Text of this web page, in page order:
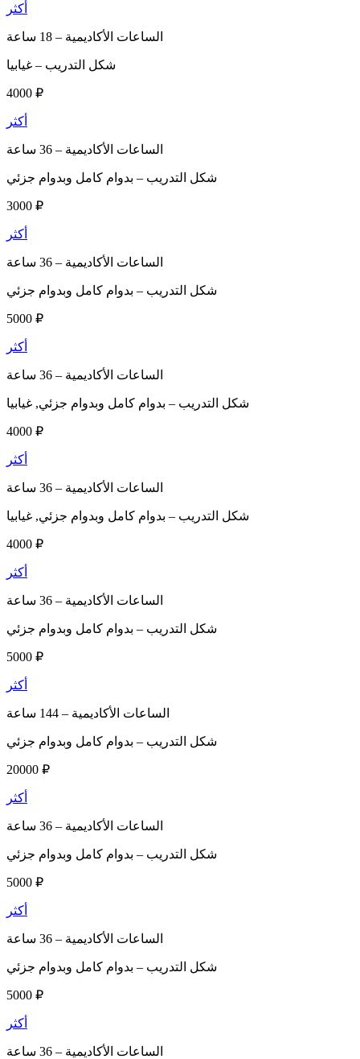
أكثر
الساعات الأكاديمية –
شكل التدريب – غيابيا
4000 ₽
أكثر
الساعات الأكاديمية –
شكل التدريب – بدوام كامل وبدوام جزئي
3000 ₽
أكثر
الساعات الأكاديمية –
شكل التدريب – بدوام كامل وبدوام جزئي
5000 ₽
أكثر
الساعات الأكاديمية –
شكل التدريب – بدوام كامل وبدوام جزئي, غيابيا
4000 ₽
أكثر
الساعات الأكاديمية –
شكل التدريب – بدوام كامل وبدوام جزئي, غيابيا
4000 ₽
أكثر
الساعات الأكاديمية –
شكل التدريب – بدوام كامل وبدوام جزئي
5000 ₽
أكثر
الساعات الأكاديمية –
شكل التدريب – بدوام كامل وبدوام جزئي
20000 ₽
أكثر
الساعات الأكاديمية –
شكل التدريب – بدوام كامل وبدوام جزئي
5000 ₽
أكثر
الساعات الأكاديمية –
شكل التدريب – بدوام كامل وبدوام جزئي
5000 ₽
أكثر
الساعات الأكاديمية –